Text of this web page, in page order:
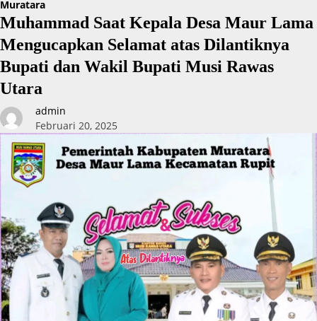
Muratara
Muhammad Saat Kepala Desa Maur Lama
Mengucapkan Selamat atas Dilantiknya
Bupati dan Wakil Bupati Musi Rawas
Utara
admin
Februari 20, 2025